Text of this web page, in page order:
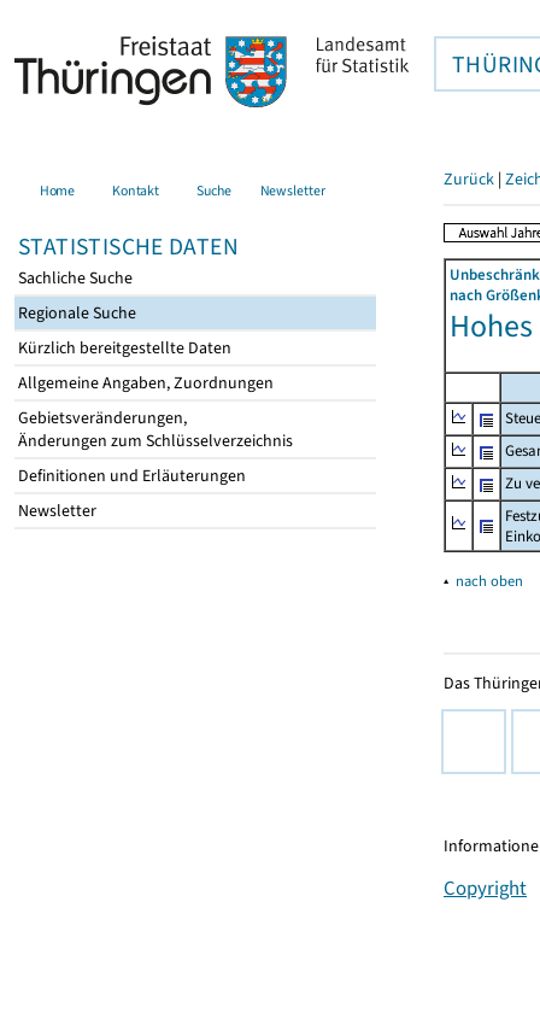
Home Kontakt Suche Newsletter
STATISTISCHE DATEN
Sachliche Suche
Regionale Suche
Kürzlich bereitgestellte Daten
Allgemeine Angaben, Zuordnungen
Gebietsveränderungen,
Änderungen zum Schlüsselverzeichnis
Definitionen und Erläuterungen
Newsletter
Zurück |
nach
Zu
▴ nach oben
Das
Copyright